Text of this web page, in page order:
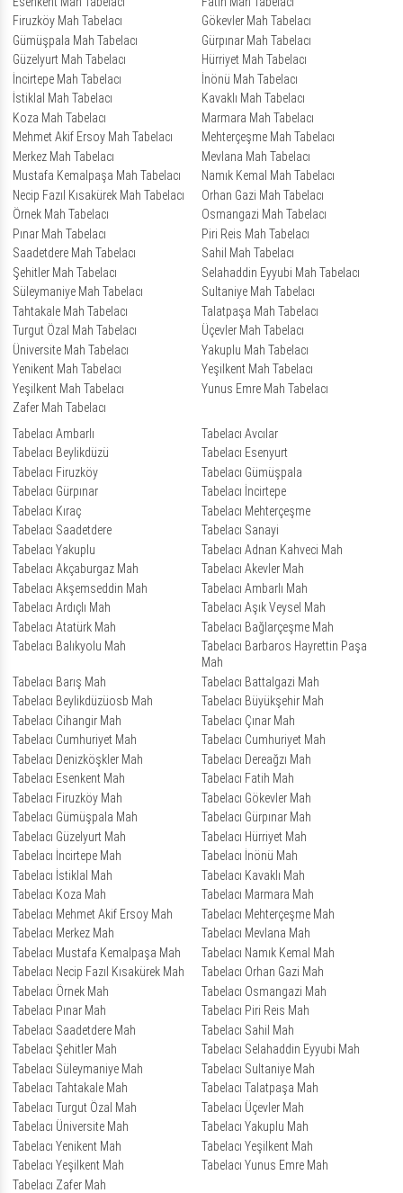
Firuzköy Mah Tabelacı
Gökevler Mah Tabelacı
Gümüşpala Mah Tabelacı
Gürpınar Mah Tabelacı
Güzelyurt Mah Tabelacı
Hürriyet Mah Tabelacı
İncirtepe Mah Tabelacı
İnönü Mah Tabelacı
İstiklal Mah Tabelacı
Kavaklı Mah Tabelacı
Koza Mah Tabelacı
Marmara Mah Tabelacı
Mehmet Akif Ersoy Mah Tabelacı
Mehterçeşme Mah Tabelacı
Merkez Mah Tabelacı
Mevlana Mah Tabelacı
Mustafa Kemalpaşa Mah Tabelacı
Namık Kemal Mah Tabelacı
Necip Fazıl Kısakürek Mah Tabelacı
Orhan Gazi Mah Tabelacı
Örnek Mah Tabelacı
Osmangazi Mah Tabelacı
Pınar Mah Tabelacı
Piri Reis Mah Tabelacı
Saadetdere Mah Tabelacı
Sahil Mah Tabelacı
Şehitler Mah Tabelacı
Selahaddin Eyyubi Mah Tabelacı
Süleymaniye Mah Tabelacı
Sultaniye Mah Tabelacı
Tahtakale Mah Tabelacı
Talatpaşa Mah Tabelacı
Turgut Özal Mah Tabelacı
Üçevler Mah Tabelacı
Üniversite Mah Tabelacı
Yakuplu Mah Tabelacı
Yenikent Mah Tabelacı
Yeşilkent Mah Tabelacı
Yeşilkent Mah Tabelacı
Yunus Emre Mah Tabelacı
Zafer Mah Tabelacı
Tabelacı Ambarlı
Tabelacı Avcılar
Tabelacı Beylikdüzü
Tabelacı Esenyurt
Tabelacı Firuzköy
Tabelacı Gümüşpala
Tabelacı Gürpınar
Tabelacı İncirtepe
Tabelacı Kıraç
Tabelacı Mehterçeşme
Tabelacı Saadetdere
Tabelacı Sanayi
Tabelacı Yakuplu
Tabelacı Adnan Kahveci Mah
Tabelacı Akçaburgaz Mah
Tabelacı Akevler Mah
Tabelacı Akşemseddin Mah
Tabelacı Ambarlı Mah
Tabelacı Ardıçlı Mah
Tabelacı Aşık Veysel Mah
Tabelacı Atatürk Mah
Tabelacı Bağlarçeşme Mah
Tabelacı Balıkyolu Mah
Tabelacı Barbaros Hayrettin Paşa
Mah
Tabelacı Barış Mah
Tabelacı Battalgazi Mah
Tabelacı Beylikdüzüosb Mah
Tabelacı Büyükşehir Mah
Tabelacı Cihangir Mah
Tabelacı Çınar Mah
Tabelacı Cumhuriyet Mah
Tabelacı Cumhuriyet Mah
Tabelacı Denizköşkler Mah
Tabelacı Dereağzı Mah
Tabelacı Esenkent Mah
Tabelacı Fatih Mah
Tabelacı Firuzköy Mah
Tabelacı Gökevler Mah
Tabelacı Gümüşpala Mah
Tabelacı Gürpınar Mah
Tabelacı Güzelyurt Mah
Tabelacı Hürriyet Mah
Tabelacı İncirtepe Mah
Tabelacı İnönü Mah
Tabelacı İstiklal Mah
Tabelacı Kavaklı Mah
Tabelacı Koza Mah
Tabelacı Marmara Mah
Tabelacı Mehmet Akif Ersoy Mah
Tabelacı Mehterçeşme Mah
Tabelacı Merkez Mah
Tabelacı Mevlana Mah
Tabelacı Mustafa Kemalpaşa Mah
Tabelacı Namık Kemal Mah
Tabelacı Necip Fazıl Kısakürek Mah
Tabelacı Orhan Gazi Mah
Tabelacı Örnek Mah
Tabelacı Osmangazi Mah
Tabelacı Pınar Mah
Tabelacı Piri Reis Mah
Tabelacı Saadetdere Mah
Tabelacı Sahil Mah
Tabelacı Şehitler Mah
Tabelacı Selahaddin Eyyubi Mah
Tabelacı Süleymaniye Mah
Tabelacı Sultaniye Mah
Tabelacı Tahtakale Mah
Tabelacı Talatpaşa Mah
Tabelacı Turgut Özal Mah
Tabelacı Üçevler Mah
Tabelacı Üniversite Mah
Tabelacı Yakuplu Mah
Tabelacı Yenikent Mah
Tabelacı Yeşilkent Mah
Tabelacı Yeşilkent Mah
Tabelacı Yunus Emre Mah
Tabelacı Zafer Mah